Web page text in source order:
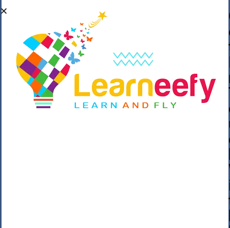
��o��C���ǡ���,����*�3��#eۧ_>\��z
�K{DQg�Ϯ��]u��3o�V~�/��@��??
����Y�]�s�n���s
����p��|
��^��������$��ٽ�P���~��4���Snn^
$ ����Ogy/|>ڿ|�I��'A�n��1�$�}
=c"'��K���X�:��?j�ԫ��-